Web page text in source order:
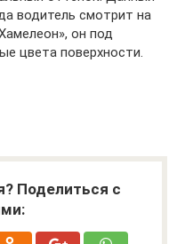
водитель смотрит на
он под
цвета поверхности.
Поделиться с